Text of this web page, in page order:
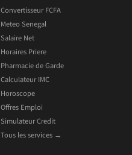
Convertisseur FCFA
Meteo Senegal
Salaire Net
Horaires Priere
Pharmacie de Garde
Calculateur IMC
Horoscope
Offres Emploi
Simulateur Credit
Tous les services →